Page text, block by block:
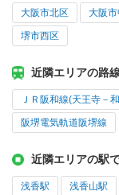
大阪市北区 大阪
堺市西区
近隣エリアの路
ＪＲ阪和線(天王寺－
阪堺電気軌道阪堺線
近隣エリアの駅
浅香駅 浅香山駅